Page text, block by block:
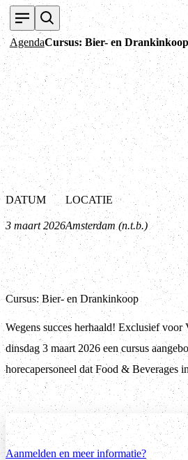
AgendaCursus: Bier- en Drankinkoop
DATUM
3 maart 2026
LOCATIE
Amsterdam (n.t.b.)
Cursus: Bier- en Drankinkoop
Wegens succes herhaald! Exclusief
dinsdag 3 maart 2026 een cursus
horecapersoneel dat Food & Beverages
Aanmelden en meer informatie?